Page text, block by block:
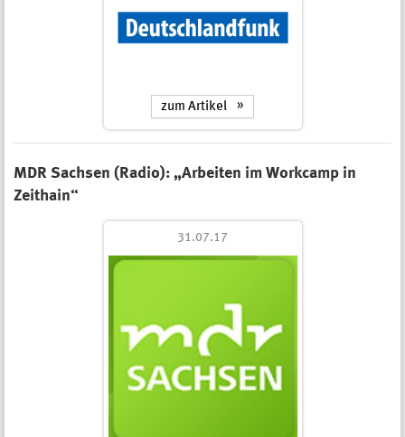
zum Artikel
MDR Sachsen (Radio): „Arbeiten im Workcamp in
Zeithain“
31.07.17